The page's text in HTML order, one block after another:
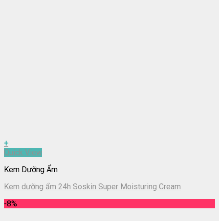
+
Quick View
Kem Dưỡng Ẩm
Kem dưỡng ẩm 24h Soskin Super Moisturing Cream
-8%